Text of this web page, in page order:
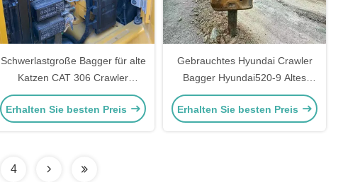
Schwerlastgroße Bagger für alte
Katzen CAT 306 Crawler
Hydraulische Bagger 5800kg
Erhalten Sie besten Preis
Gebrauchtes Hyundai Crawler
Bagger Hyundai520-9 Altes
Bagger 52170kg mit
Dieselmotor
Erhalten Sie besten Preis
4